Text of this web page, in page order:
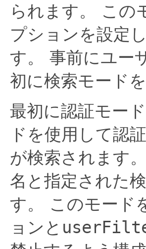
られます。
この
プションを設定し
す。
事前にユー
初に検索モード
最初に認証モー
ドを使用して認
が検索されます。
名と指定された
す。
このモード
ョンと